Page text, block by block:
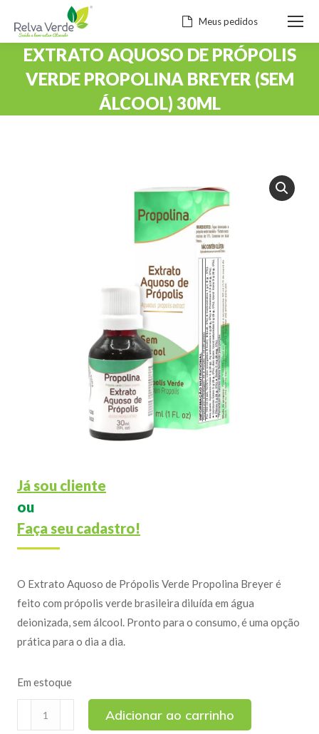
Meus pedidos
EXTRATO AQUOSO DE PRÓPOLIS
VERDE PROPOLINA BREYER (SEM
ÁLCOOL) 30ML
Já sou cliente
ou
Faça seu cadastro!
O Extrato Aquoso de Própolis Verde Propolina Breyer é
feito com própolis verde brasileira diluída em água
deionizada, sem álcool. Pronto para o consumo, é uma opção
prática para o dia a dia.
Em estoque
Aquoso
Adicionar ao carrinho